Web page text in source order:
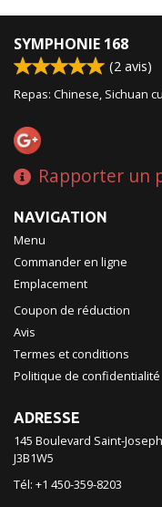
SYMPHONIE 168
(2 avis)
Repas: Chinese, Sichuan
Rapporter un
NAVIGATION
Menu
Commander en ligne
Emplacement
Coupon de réduction
Avis
Termes et conditions
Politique de confidentialité
ADRESSE
145 Boulevard Saint-
J3B1W5
Tél: +1 450-359-8203